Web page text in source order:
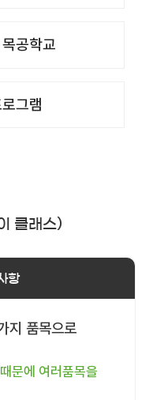
공학교
그램
클래스)
항
지 품목으로
문에 여러품목을